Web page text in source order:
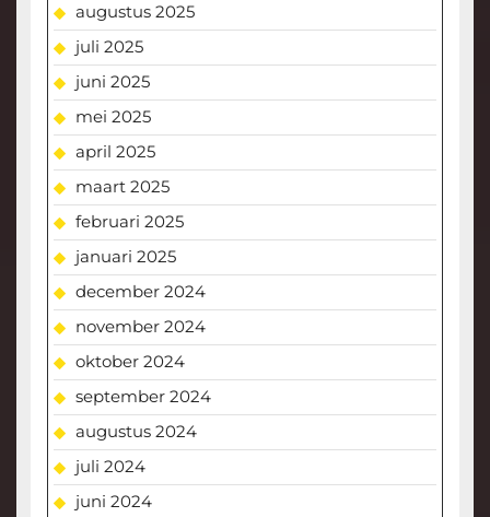
augustus 2025
juli 2025
juni 2025
mei 2025
april 2025
maart 2025
februari 2025
januari 2025
december 2024
november 2024
oktober 2024
september 2024
augustus 2024
juli 2024
juni 2024